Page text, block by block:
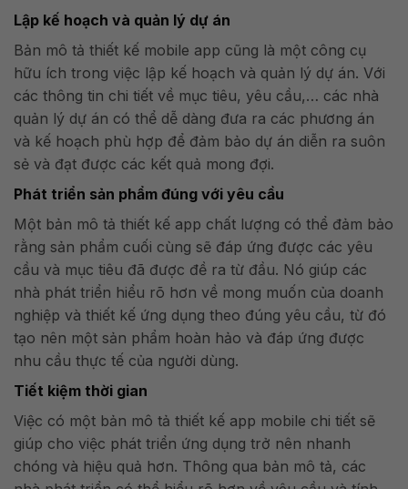
Lập kế hoạch và quản lý dự án
Bản mô tả thiết kế mobile app cũng là một công cụ
hữu ích trong việc lập kế hoạch và quản lý dự án. Với
các thông tin chi tiết về mục tiêu, yêu cầu,… các nhà
quản lý dự án có thể dễ dàng đưa ra các phương án
và kế hoạch phù hợp để đảm bảo dự án diễn ra suôn
sẻ và đạt được các kết quả mong đợi.
Phát triển sản phẩm đúng với yêu cầu
Một bản mô tả thiết kế app chất lượng có thể đảm bảo
rằng sản phẩm cuối cùng sẽ đáp ứng được các yêu
cầu và mục tiêu đã được đề ra từ đầu. Nó giúp các
nhà phát triển hiểu rõ hơn về mong muốn của doanh
nghiệp và thiết kế ứng dụng theo đúng yêu cầu, từ đó
tạo nên một sản phẩm hoàn hảo và đáp ứng được
nhu cầu thực tế của người dùng.
Tiết kiệm thời gian
Việc có một bản mô tả thiết kế app mobile chi tiết sẽ
giúp cho việc phát triển ứng dụng trở nên nhanh
chóng và hiệu quả hơn. Thông qua bản mô tả, các